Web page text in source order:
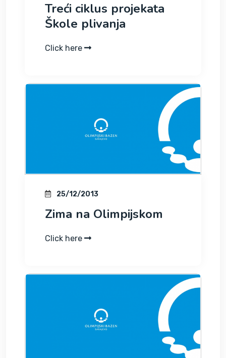
Treći ciklus projekata
Škole plivanja
Click here
25/12/2013
Zima na Olimpijskom
Click here